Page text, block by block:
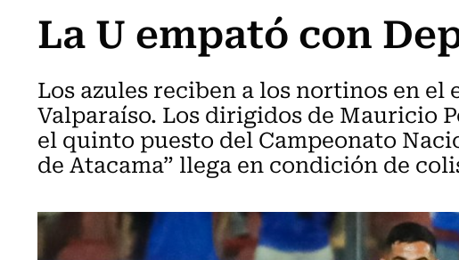
La U empató con
Los azules reciben a los nortinos en el
Valparaíso. Los dirigidos de Mauricio
el quinto puesto del Campeonato
de Atacama” llega en condición de